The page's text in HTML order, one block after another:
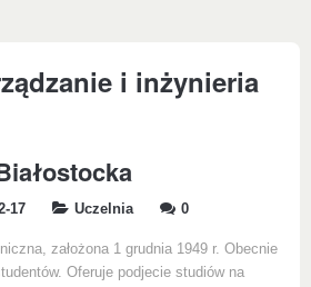
i inżynieria
17 Uczelnia 0
założona 1 grudnia 1949 r. Obecnie
Oferuje podjecie studiów na